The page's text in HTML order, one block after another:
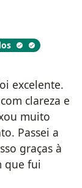
excelente.
clareza e
muito
Passei a
graças à
que fui